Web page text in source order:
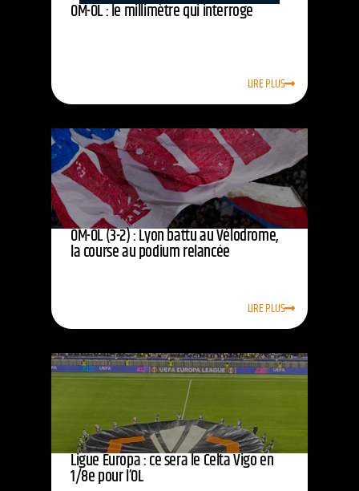
OM-OL : le millimètre qui interroge
LIRE PLUS
OM-OL (3-2) : Lyon battu au Vélodrome,
la course au podium relancée
LIRE PLUS
Ligue Europa : ce sera le Celta Vigo en
1/8e pour l’OL